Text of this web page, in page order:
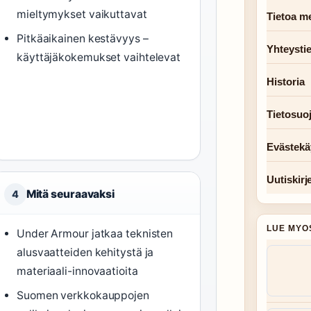
mieltymykset vaikuttavat
Pitkäaikainen kestävyys –
käyttäjäkokemukset vaihtelevat
4 Mitä seuraavaksi
Under Armour jatkaa teknisten
alusvaatteiden kehitystä ja
materiaali-innovaatioita
Suomen verkkokauppojen
Tietoa
Historia
LUE